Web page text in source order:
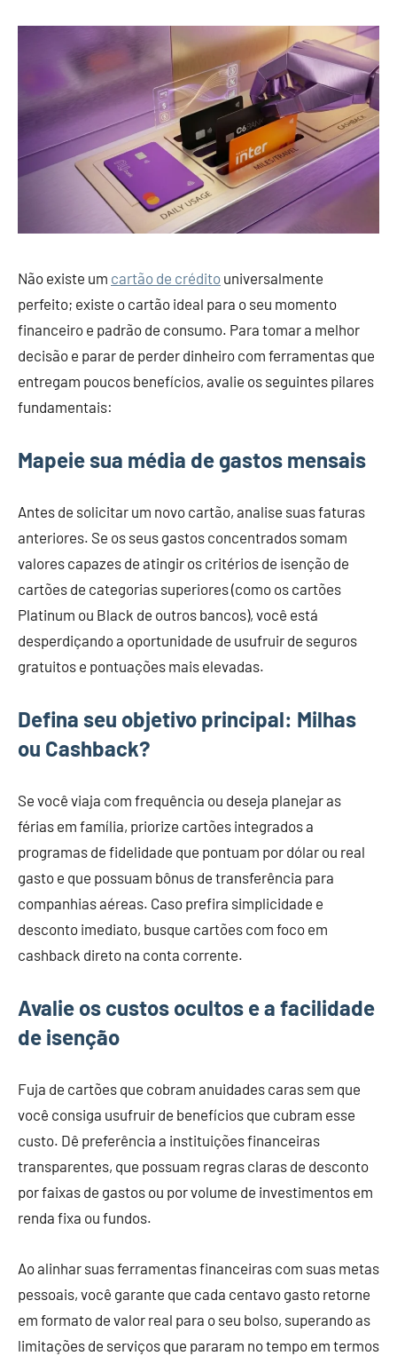
Não existe um cartão de crédito universalmente
perfeito; existe o cartão ideal para o seu momento
financeiro e padrão de consumo. Para tomar a melhor
decisão e parar de perder dinheiro com ferramentas que
entregam poucos benefícios, avalie os seguintes pilares
fundamentais:
Mapeie sua média de gastos mensais
Antes de solicitar um novo cartão, analise suas faturas
anteriores. Se os seus gastos concentrados somam
valores capazes de atingir os critérios de isenção de
cartões de categorias superiores (como os cartões
Platinum ou Black de outros bancos), você está
desperdiçando a oportunidade de usufruir de seguros
gratuitos e pontuações mais elevadas.
Defina seu objetivo principal: Milhas
ou Cashback?
Se você viaja com frequência ou deseja planejar as
férias em família, priorize cartões integrados a
programas de fidelidade que pontuam por dólar ou real
gasto e que possuam bônus de transferência para
companhias aéreas. Caso prefira simplicidade e
desconto imediato, busque cartões com foco em
cashback direto na conta corrente.
Avalie os custos ocultos e a facilidade
de isenção
Fuja de cartões que cobram anuidades caras sem que
você consiga usufruir de benefícios que cubram esse
custo. Dê preferência a instituições financeiras
transparentes, que possuam regras claras de desconto
por faixas de gastos ou por volume de investimentos em
renda fixa ou fundos.
Ao alinhar suas ferramentas financeiras com suas metas
pessoais, você garante que cada centavo gasto retorne
em formato de valor real para o seu bolso, superando as
limitações de serviços que pararam no tempo em termos